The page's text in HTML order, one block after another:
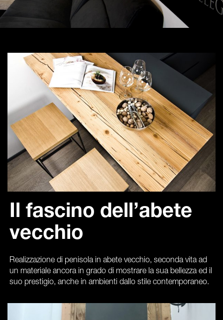
Il fascino dell’abete
vecchio
Realizzazione di penisola in abete vecchio, seconda vita ad
un materiale ancora in grado di mostrare la sua bellezza ed il
suo prestigio, anche in ambienti dallo stile contemporaneo.